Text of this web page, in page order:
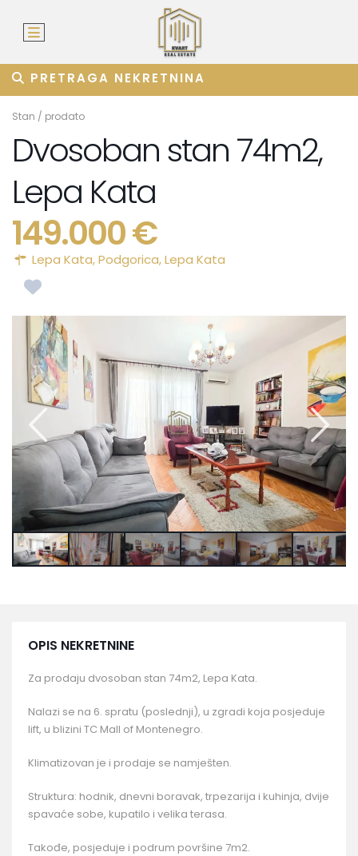
PRETRAGA NEKRETNINA
Stan / prodato
Dvosoban stan 74m2,
Lepa Kata
149.000 €
Lepa Kata,Podgorica,Lepa Kata
OPIS NEKRETNINE
Za prodaju dvosoban stan 74m2, Lepa Kata.
Nalazi se na 6. spratu (poslednji), u zgradi koja posjeduje
lift, u blizini TC Mall of Montenegro.
Klimatizovan je i prodaje se namješten.
Struktura: hodnik, dnevni boravak, trpezarija i kuhinja, dvije
spavaće sobe, kupatilo i velika terasa.
Takođe, posjeduje i podrum površine 7m2.